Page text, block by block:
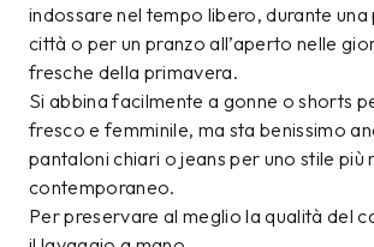
indossare nel tempo libero, durante una
città o per un pranzo all’aperto nelle
fresche della primavera.
Si abbina facilmente a gonne o shorts
fresco e femminile, ma sta benissimo
pantaloni chiari o jeans per uno stile
contemporaneo.
Per preservare al meglio la qualità del